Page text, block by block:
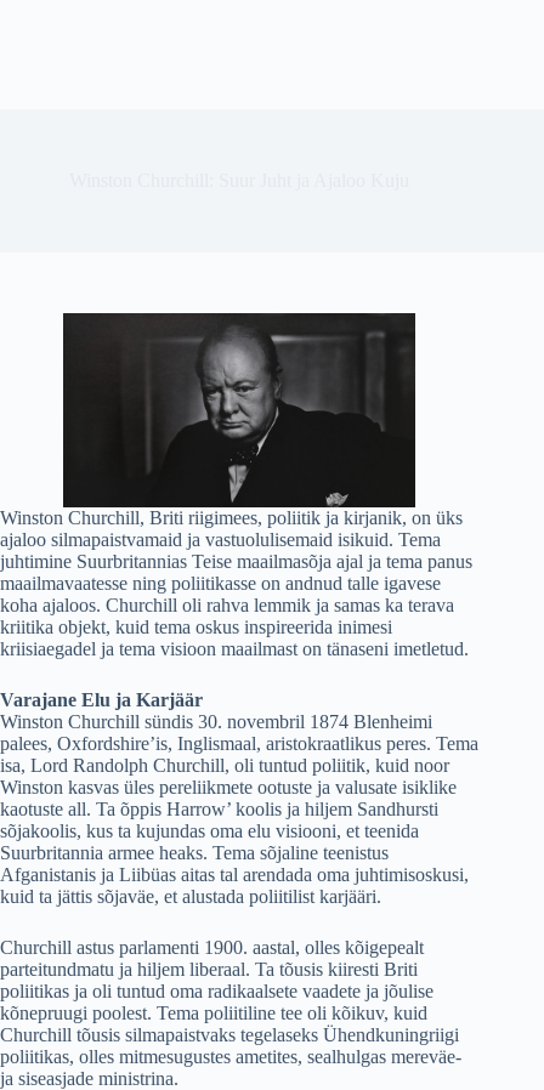
Winston Churchill, Briti riigimees, poliitik ja kirjanik, on üks
ajaloo silmapaistvamaid ja vastuolulisemaid isikuid. Tema
juhtimine Suurbritannias Teise maailmasõja ajal ja tema panus
maailmavaatesse ning poliitikasse on andnud talle igavese
koha ajaloos. Churchill oli rahva lemmik ja samas ka terava
kriitika objekt, kuid tema oskus inspireerida inimesi
kriisiaegadel ja tema visioon maailmast on tänaseni imetletud.
Varajane Elu ja Karjäär
Winston Churchill sündis 30. novembril 1874 Blenheimi
palees, Oxfordshire’is, Inglismaal, aristokraatlikus peres. Tema
isa, Lord Randolph Churchill, oli tuntud poliitik, kuid noor
Winston kasvas üles pereliikmete ootuste ja valusate isiklike
kaotuste all. Ta õppis Harrow’ koolis ja hiljem Sandhursti
sõjakoolis, kus ta kujundas oma elu visiooni, et teenida
Suurbritannia armee heaks. Tema sõjaline teenistus
Afganistanis ja Liibüas aitas tal arendada oma juhtimisoskusi,
kuid ta jättis sõjaväe, et alustada poliitilist karjääri.
Churchill astus parlamenti 1900. aastal, olles kõigepealt
parteitundmatu ja hiljem liberaal. Ta tõusis kiiresti Briti
poliitikas ja oli tuntud oma radikaalsete vaadete ja jõulise
kõnepruugi poolest. Tema poliitiline tee oli kõikuv, kuid
Churchill tõusis silmapaistvaks tegelaseks Ühendkuningriigi
poliitikas, olles mitmesugustes ametites, sealhulgas mereväe-
ja siseasjade ministrina.